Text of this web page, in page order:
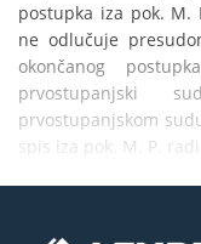
postupka iza pok. M.
ne odlučuje
okončanog
prvostupanjski
prvostupanjskom
spis iza pok. M. P.